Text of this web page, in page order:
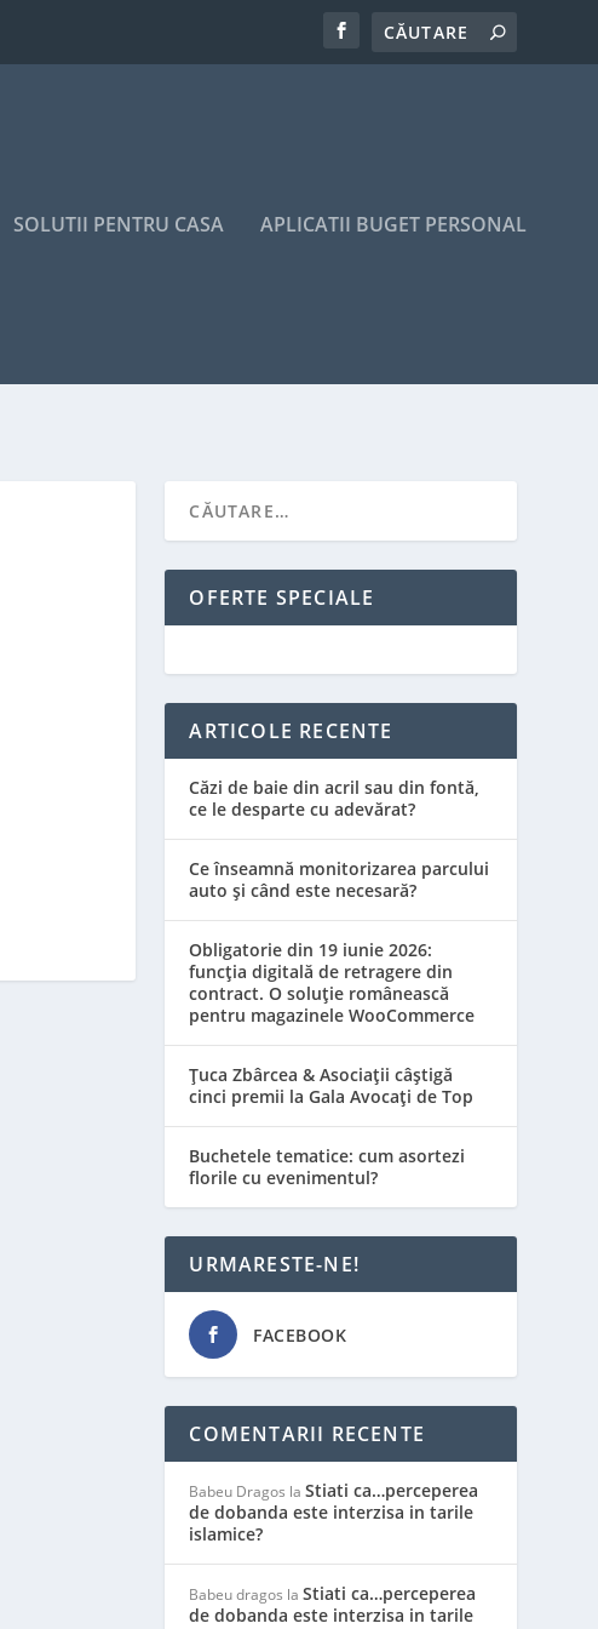
SOLUTII PENTRU CASA APLICATII BUGET PERSONAL
OFERTE SPECIALE
ARTICOLE RECENTE
Căzi de baie din acril sau din fontă,
ce le desparte cu adevărat?
Ce înseamnă monitorizarea parcului
auto și când este necesară?
Obligatorie din 19 iunie 2026:
funcția digitală de retragere din
contract. O soluție românească
pentru magazinele WooCommerce
Țuca Zbârcea & Asociații câștigă
cinci premii la Gala Avocați de Top
Buchetele tematice: cum asortezi
florile cu evenimentul?
URMARESTE-NE!
FACEBOOK
COMENTARII RECENTE
Babeu Dragos laStiati ca…perceperea
de dobanda este interzisa in tarile
islamice?
Babeu dragos laStiati ca…perceperea
de dobanda este interzisa in tarile